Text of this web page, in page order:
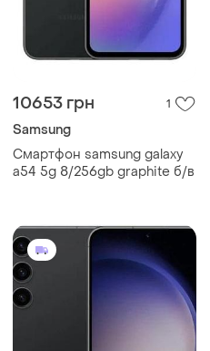
10653 грн 1
Samsung
Смартфон samsung galaxy
a54 5g 8/256gb graphite б/в